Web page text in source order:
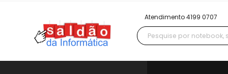
Atendimento 4199 0707